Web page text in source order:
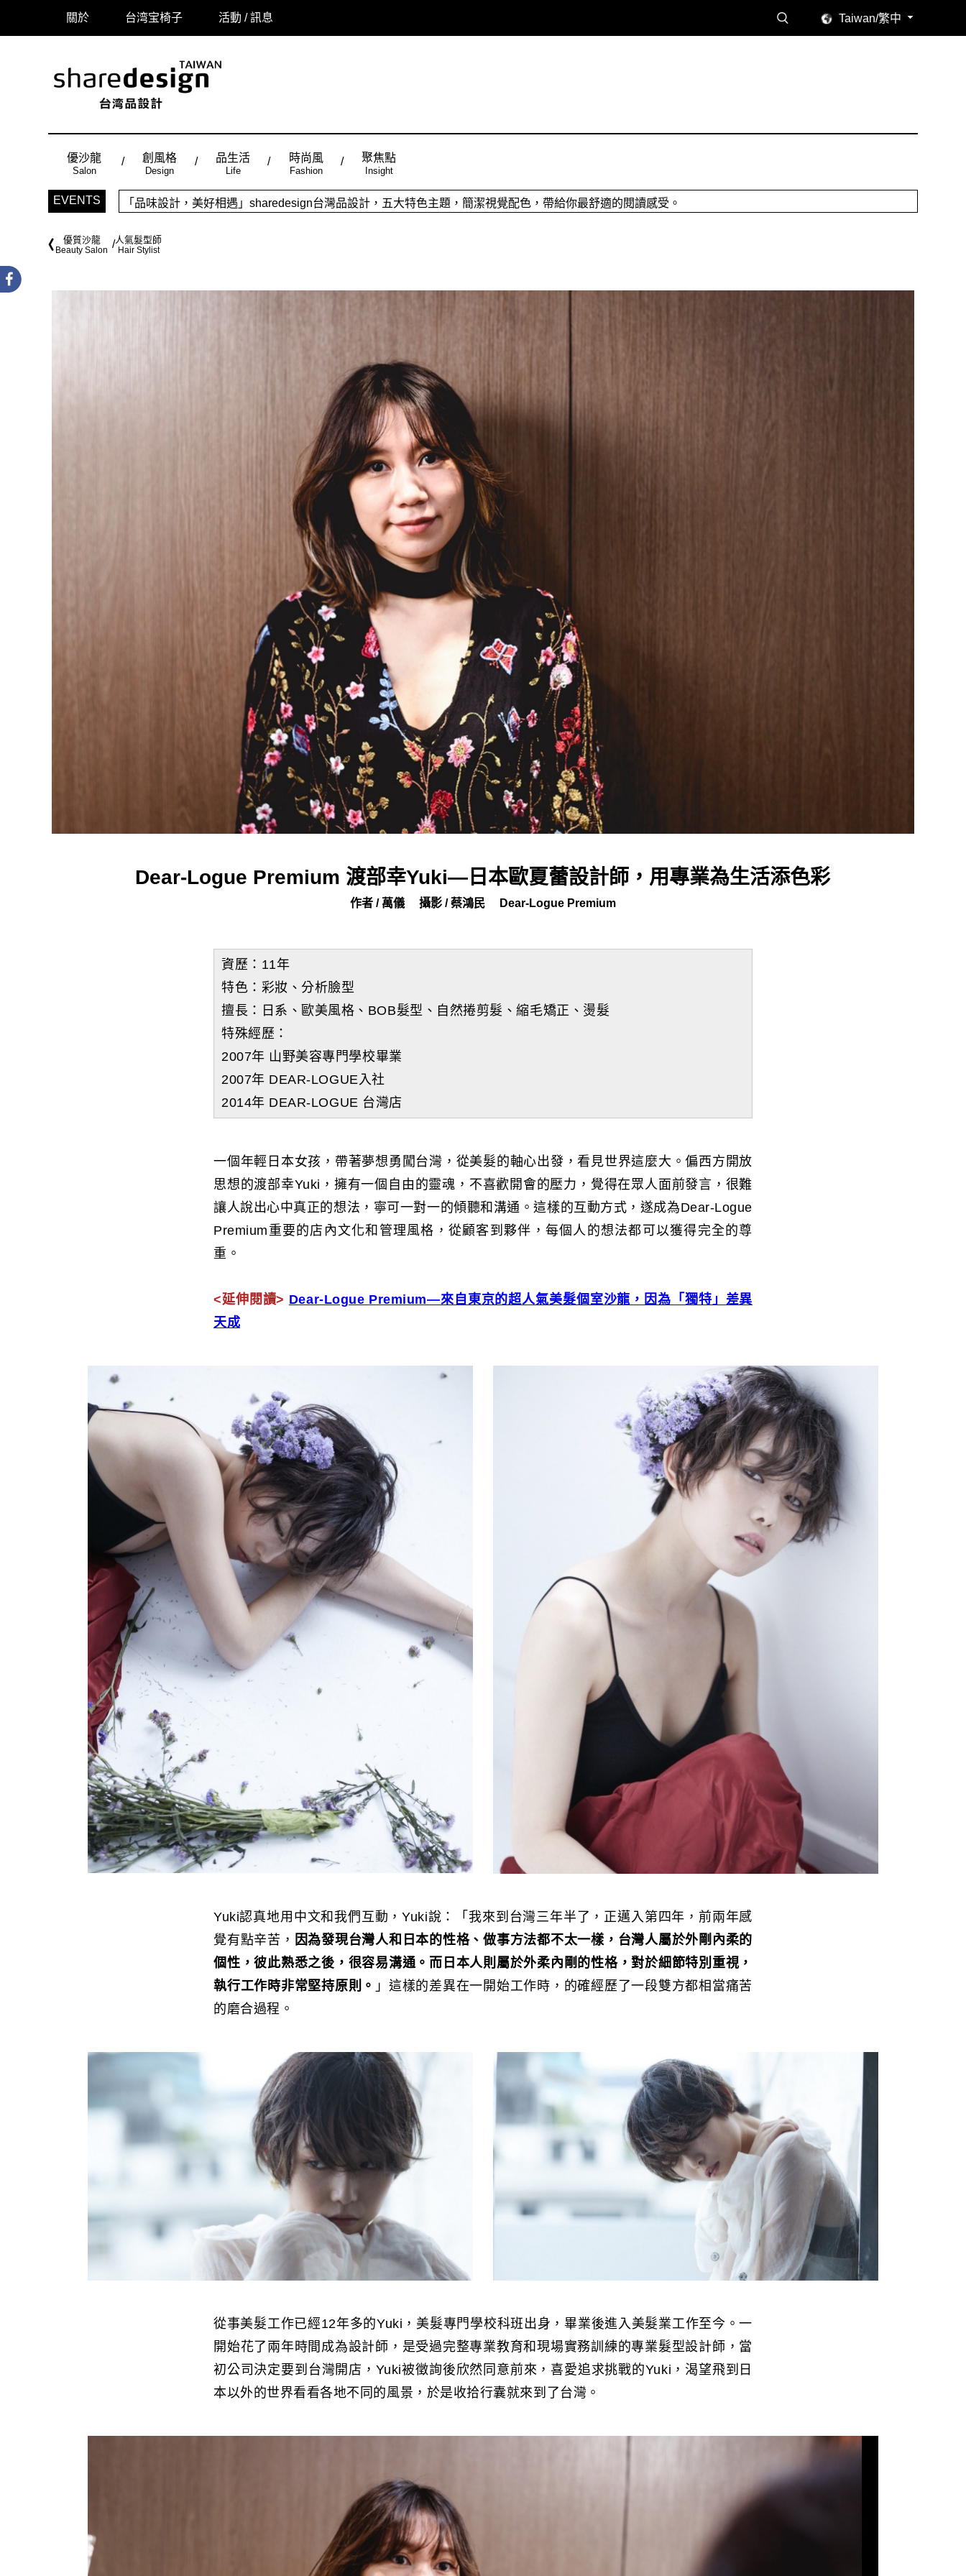
Taiwan/繁中
關於 台湾宝椅子 活動 / 訊息
優沙龍
Salon
創風格
Design
品生活
Life
時尚風
Fashion
聚焦點
Insight
EVENTS
時尚風：Made in Taiwan， 從台灣原創時尚，領略潮流趨勢，體現個人穿搭品味。
優質沙龍
Beauty Salon
人氣髮型師
Hair Stylist
Dear-Logue Premium 渡部幸Yuki—日本歐夏蕾設計師，用專業為生活添色彩
作者 / 萬儀 攝影 / 蔡鴻民 Dear-Logue Premium
資歷：11年
特色：彩妝、分析臉型
擅長：日系、歐美風格、BOB髮型、自然捲剪髮、縮毛矯正、燙髮
特殊經歷：
2007年 山野美容專門學校畢業
2007年 DEAR-LOGUE入社
2014年 DEAR-LOGUE 台灣店
一個年輕日本女孩，帶著夢想勇闖台灣，從美髮的軸心出發，看見世界這麼大。偏西方開放
思想的渡部幸Yuki，擁有一個自由的靈魂，不喜歡開會的壓力，覺得在眾人面前發言，很難
讓人說出心中真正的想法，寧可一對一的傾聽和溝通。這樣的互動方式，遂成為Dear-Logue
Premium重要的店內文化和管理風格，從顧客到夥伴，每個人的想法都可以獲得完全的尊
重。
<延伸閱讀> Dear-Logue Premium—來自東京的超人氣美髮個室沙龍，因為「獨特」差異
天成
Yuki認真地用中文和我們互動，Yuki說：「我來到台灣三年半了，正邁入第四年，前兩年感
覺有點辛苦， 因為發現台灣人和日本的性格、做事方法都不太一樣，台灣人屬於外剛內柔的
個性，彼此熟悉之後，很容易溝通。而日本人則屬於外柔內剛的性格，對於細節特別重視，
執行工作時非常堅持原則。 」這樣的差異在一開始工作時，的確經歷了一段雙方都相當痛苦
的磨合過程。
從事美髮工作已經12年多的Yuki，美髮專門學校科班出身，畢業後進入美髮業工作至今。一
開始花了兩年時間成為設計師，是受過完整專業教育和現場實務訓練的專業髮型設計師，當
初公司決定要到台灣開店，Yuki被徵詢後欣然同意前來，喜愛追求挑戰的Yuki，渴望飛到日
本以外的世界看看各地不同的風景，於是收拾行囊就來到了台灣。